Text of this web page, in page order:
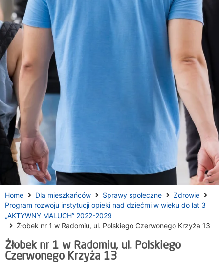
Home Dla mieszkańców Sprawy społeczne
Zdrowie
Program rozwoju instytucji opieki nad dziećmi w wieku do lat 3
„AKTYWNY MALUCH” 2022-2029
Żłobek nr 1 w Radomiu, ul. Polskiego Czerwonego Krzyża 13
Żłobek nr 1 w Radomiu, ul. Polskiego
Czerwonego Krzyża 13